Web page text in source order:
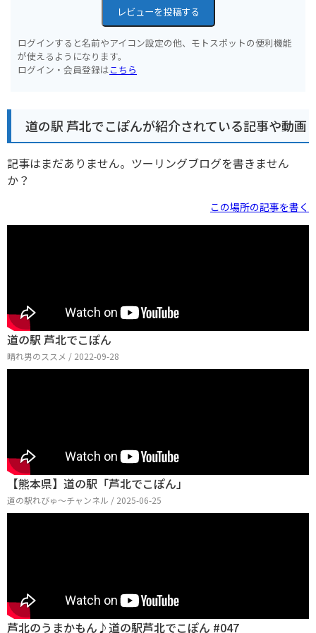
レビューを投稿する
ログインすると名前やアイコン設定の他、モトスポットの便利機能
が使えるようになります。
ログイン・会員登録はこちら
道の駅 芦北でこぽんが紹介されている記事や動画
記事はまだありません。ツーリングブログを書きません
か？
この場所の記事を書く
道の駅 芦北でこぽん
晴れ男のススメ / 2022-09-28
【熊本県】道の駅「芦北でこぽん」
道の駅れびゅ〜チャンネル / 2025-06-25
芦北のうまかもん♪道の駅芦北でこぽん #047